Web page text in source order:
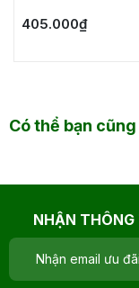
LẠI - CHẾT LẦN
405.000₫
Có thể bạn
NHẬN THÔNG